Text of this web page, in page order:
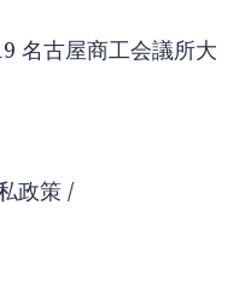
名古屋商工会議所大
政策